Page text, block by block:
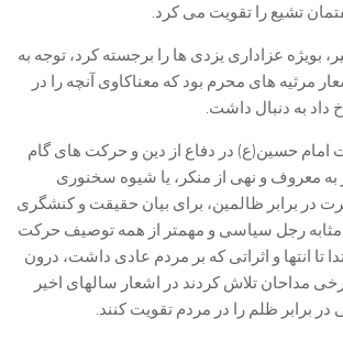
تشیع را تقویت می کرد.
بویژه عزاداری یزدی ها را برجسته کرد، توجه به
مرثیه های محرم بود که معناکاوی آنچه را در
داد به دنبال داشت.
امام حسین(ع) در دفاع از دین و حرکت های گام
معروف و نهی از منکر، یا شیوه سخنوری
در برابر ظالمین، برای بیان حقیقت و کنشگری
رجل سیاسی و مهمتر از همه توصیف حرکت
تا انتها و اثراتی که بر مردم عادی داشت، درون
مداحان تلاش کردند در اشعار سالهای اخیر
در برابر ظلم را در مردم تقویت کنند.